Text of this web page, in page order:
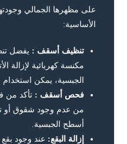
على مظهرها الجمالي
الأساسية:
تنظيف أسقف : يفضل
مكنسة كهربائية لإزالة
الجبسية، يمكن استخدام
فحص أسقف : تأكد من
من عدم وجود شقوق أو
أسطح الجبسية.
إزالة البقع: عند وجود